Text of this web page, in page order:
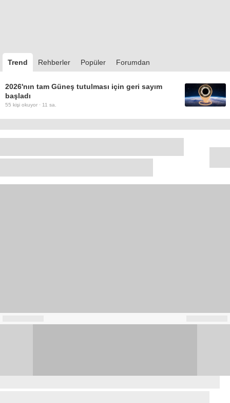
Trend Rehberler Popüler Forumdan
2026'nın tam Güneş tutulması için geri sayım
başladı
55 kişi okuyor · 11 sa.